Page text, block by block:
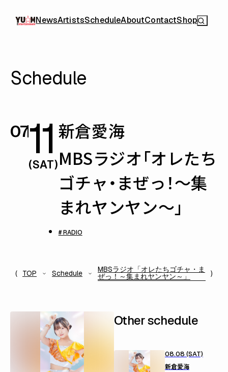
NewsArtistsScheduleAboutContactShop
Schedule
0711
(SAT)
新倉愛海
MBSラジオ「オレたち
ゴチャ・まぜっ！～集
まれヤンヤン～」
# RADIO
TOP Schedule MBSラジオ「オレたちゴチャ・ま
ぜっ！～集まれヤンヤン～」
Other schedule
08.08 (SAT)
新倉愛海